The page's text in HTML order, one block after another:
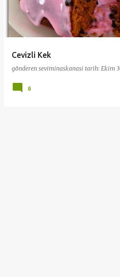
Cevizli Kek
gönderen seviminaskanasi tarih: Ekim
6